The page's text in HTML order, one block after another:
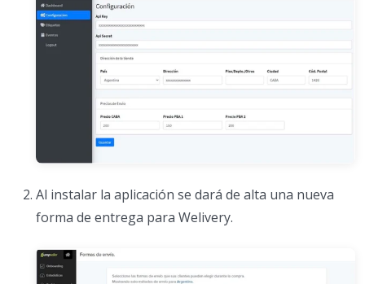
Al instalar la aplicación se dará de alta una nueva
forma de entrega para Welivery.